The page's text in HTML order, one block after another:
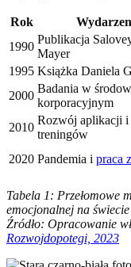
Rok
1990
Publikacja
Mayer
1995 Książka Daniela
2000
Badania w
korporacyjnym
2010
Rozwój aplikacji i
treningów
2020 Pandemia i praca
Tabela 1: Przełomowe
emocjonalnej na
Źródło: Opracowanie
Rozwojdopotegi, 2023